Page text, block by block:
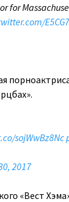
for
sojWwBz8Nc
2017
«Вест